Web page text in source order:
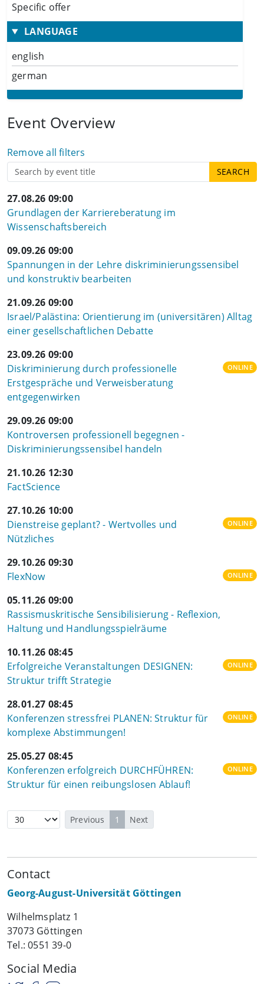
Specific offer
LANGUAGE
english
german
Event Overview
Remove all filters
27.08.26 09:00
Grundlagen der Karriereberatung im
Wissenschaftsbereich
09.09.26 09:00
Spannungen in der Lehre diskriminierungssensibel
und konstruktiv bearbeiten
21.09.26 09:00
Israel/Palästina: Orientierung im (universitären) Alltag
einer gesellschaftlichen Debatte
23.09.26 09:00
Diskriminierung durch professionelle
Erstgespräche und Verweisberatung
entgegenwirken
ONLINE
29.09.26 09:00
Kontroversen professionell begegnen -
Diskriminierungssensibel handeln
21.10.26 12:30
FactScience
27.10.26 10:00
Dienstreise geplant? - Wertvolles und
Nützliches
ONLINE
29.10.26 09:30
FlexNow
ONLINE
05.11.26 09:00
Rassismuskritische Sensibilisierung - Reflexion,
Haltung und Handlungsspielräume
10.11.26 08:45
Erfolgreiche Veranstaltungen DESIGNEN:
Struktur trifft Strategie
ONLINE
28.01.27 08:45
Konferenzen stressfrei PLANEN: Struktur für
komplexe Abstimmungen!
ONLINE
25.05.27 08:45
Konferenzen erfolgreich DURCHFÜHREN:
Struktur für einen reibungslosen Ablauf!
ONLINE
Previous 1 Next
Contact
Georg-August-Universität Göttingen
Wilhelmsplatz 1
37073 Göttingen
Tel.: 0551 39-0
Social Media